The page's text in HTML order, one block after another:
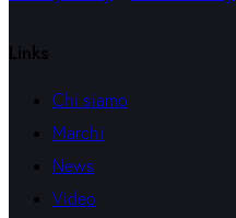
Links
Chi siamo
Marchi
News
Video